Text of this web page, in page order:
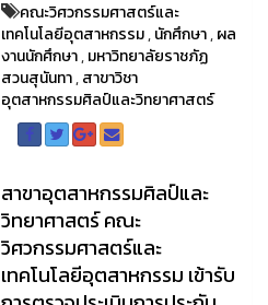
คณะวิศวกรรมศาสตร์และ
เทคโนโลยีอุตสาหกรรม,นักศึกษา,ผล
งานนักศึกษา,มหาวิทยาลัยราชภัฏ
สวนสุนันทา,สาขาวิชา
อุตสาหกรรมศิลป์และวิทยาศาสตร์
สาขาอุตสาหกรรมศิลป์และ
วิทยาศาสตร์ คณะ
วิศวกรรมศาสตร์และ
เทคโนโลยีอุตสาหกรรม เข้ารับ